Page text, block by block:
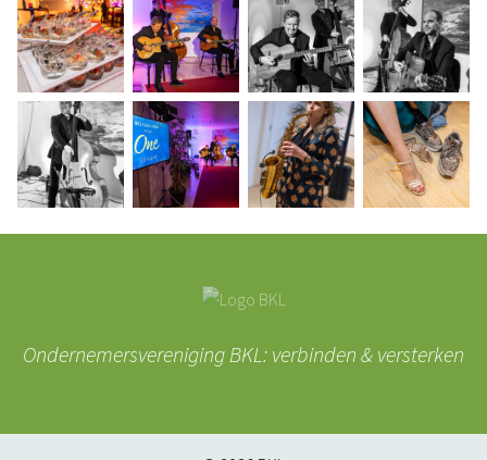
Ondernemersvereniging BKL: verbinden & versterken